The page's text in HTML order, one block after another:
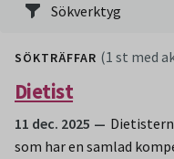
Sökverktyg
SÖKTRÄFFAR (1 st med
Dietist
11 dec. 2025
som har en samlad